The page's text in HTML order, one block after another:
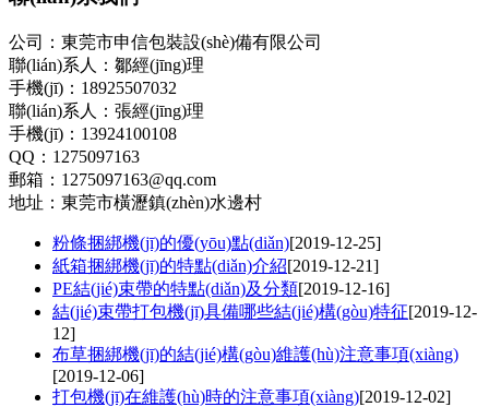
公司：東莞市申信包裝設(shè)備有限公司
聯(lián)系人：鄒經(jīng)理
手機(jī)：18925507032
聯(lián)系人：張經(jīng)理
手機(jī)：13924100108
QQ：1275097163
郵箱：1275097163@qq.com
地址：東莞市橫瀝鎮(zhèn)水邊村
粉條捆綁機(jī)的優(yōu)點(diǎn)[2019-12-25]
紙箱捆綁機(jī)的特點(diǎn)介紹[2019-12-21]
PE結(jié)束帶的特點(diǎn)及分類[2019-12-16]
結(jié)束帶打包機(jī)具備哪些結(jié)構(gòu)特征[2019-12-
12]
布草捆綁機(jī)的結(jié)構(gòu)維護(hù)注意事項(xiàng)
[2019-12-06]
打包機(jī)在維護(hù)時的注意事項(xiàng)[2019-12-02]